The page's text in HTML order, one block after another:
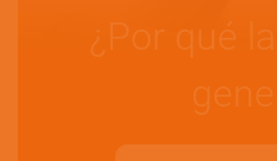
¿Por qué